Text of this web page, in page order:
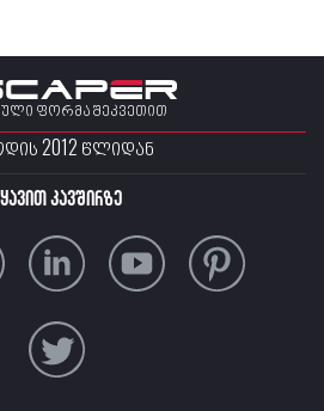
ფორმა შეკვეთით
2012 ᲬᲚᲘᲓᲐᲜ
კავშირზე